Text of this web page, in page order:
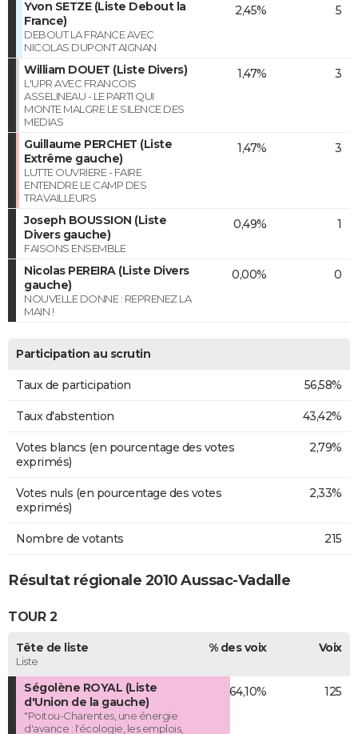
Yvon SETZE (Liste Debout la
France)
DEBOUT LA FRANCE AVEC
NICOLAS DUPONT AIGNAN
2,45% 5
William DOUET (Liste Divers)
L'UPR AVEC FRANCOIS
ASSELINEAU - LE PARTI QUI
MONTE MALGRE LE SILENCE DES
MEDIAS
1,47% 3
Guillaume PERCHET (Liste
Extrême gauche)
LUTTE OUVRIERE - FAIRE
ENTENDRE LE CAMP DES
TRAVAILLEURS
1,47% 3
Joseph BOUSSION (Liste
Divers gauche)
FAISONS ENSEMBLE
0,49% 1
Nicolas PEREIRA (Liste Divers
gauche)
NOUVELLE DONNE : REPRENEZ LA
MAIN !
0,00% 0
Participation au scrutin
Taux de participation 56,58%
Taux d'abstention 43,42%
Votes blancs (en pourcentage des votes
exprimés)
2,79%
Votes nuls (en pourcentage des votes
exprimés)
2,33%
Nombre de votants 215
Résultat régionale 2010 Aussac-Vadalle
TOUR 2
Tête de liste
Liste
% des voix Voix
Ségolène ROYAL (Liste
d'Union de la gauche)
"Poitou-Charentes, une énergie
d'avance : l'écologie, les emplois,
64,10% 125